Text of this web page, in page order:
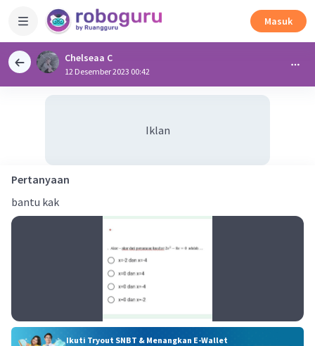
Masuk
Chelseaa C
12 Desember 2023 00:42
Iklan
Pertanyaan
bantu kak
Ikuti Tryout SNBT & Menangkan E-Wallet